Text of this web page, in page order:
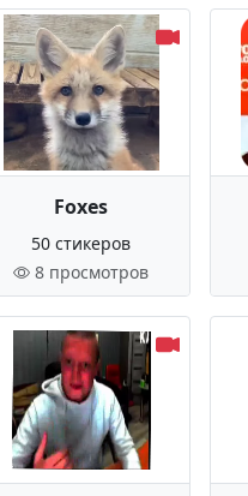
Foxes
50 стикеров
8 просмотров